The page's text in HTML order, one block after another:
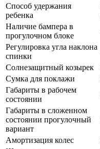
Способ удержания
ребенка
Наличие бампера в
прогулочном блоке
Регулировка угла наклона
спинки
Солнезащитный козырек
Сумка для поклажи
Габариты в рабочем
состоянии
Габариты в сложенном
состоянии прогулочный
вариант
Амортизация колес